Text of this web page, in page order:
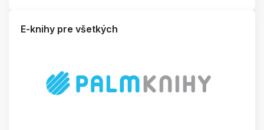
E-knihy pre všetkých